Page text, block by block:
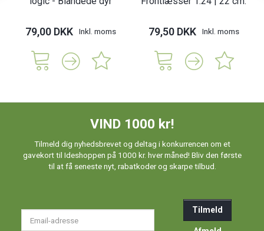
79,00 DKK Inkl. moms 79,50 DKK Inkl. moms
VIND 1000 kr!
Tilmeld dig nyhedsbrevet og deltag i konkurrencen om et
gavekort til Ideshoppen på 1000 kr. hver måned! Bliv den første
til at få seneste nyt, rabatkoder og skarpe tilbud.
Tilmeld